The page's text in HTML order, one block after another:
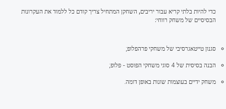
כדי להיות בלתי קריא עבור יריבים, השחקן המתחיל צריך קודם כל ללמוד את העקרונות
הבסיסיים של משחק רווחי:
סגנון טייטאגרסיבי של משחקי פרהפלופ;
הבנה בסיסית של 4 סוגי משחקי הפוסט - פלופ;
משחק ידיים בעוצמות שונות באופן דומה.